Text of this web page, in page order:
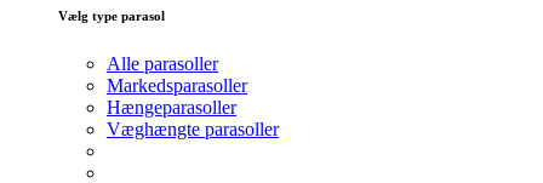
Vælg type parasol
Alle parasoller
Markedsparasoller
Hængeparasoller
Væghængte parasoller